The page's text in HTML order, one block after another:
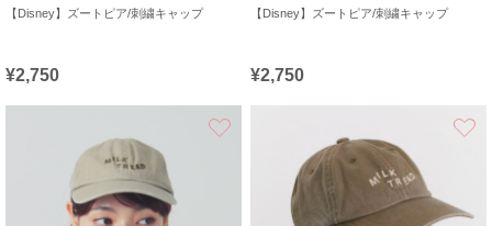
【Disney】ズートピア/刺繍キャップ
¥2,750
【Disney】ズートピア/刺繍キャップ
¥2,750